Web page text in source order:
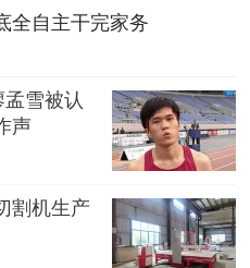
全自主干完家务
雪被认
声
割机生产